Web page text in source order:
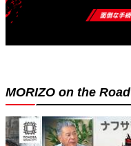
MORIZO on the Road